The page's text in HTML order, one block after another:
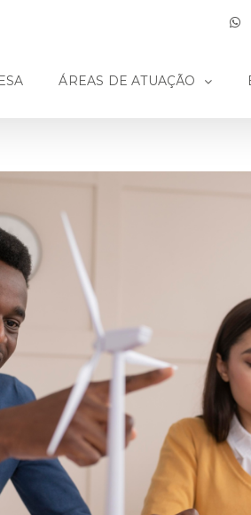
ÁREAS DE ATUAÇÃO